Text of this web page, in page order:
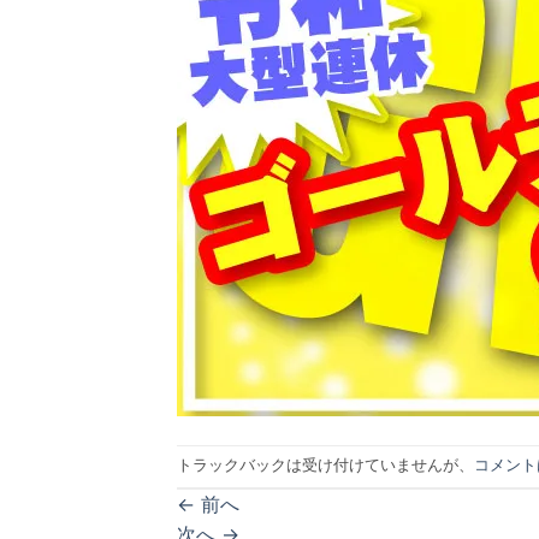
トラックバックは受け付けていませんが、 コメン
← 前へ
次へ →